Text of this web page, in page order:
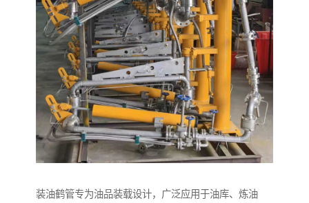
装油鹤管专为油品装载设计，广泛应用于油库、炼油